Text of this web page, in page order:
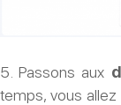
5. Passons aux
temps, vous